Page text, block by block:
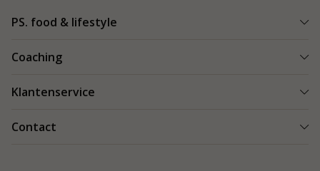
PS. food & lifestyle
Re-boost pakket
Coaching
Blog & Tips
Klantenservice
Contact